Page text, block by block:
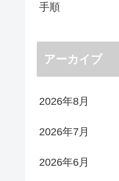
手順
アーカイブ
2026年8月
2026年7月
2026年6月